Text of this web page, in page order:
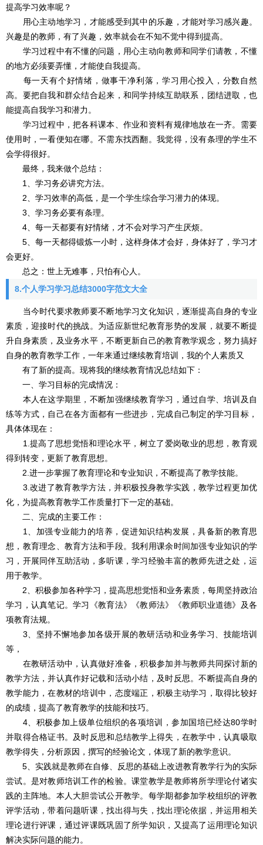
提高学习效率呢？
用心主动地学习，才能感受到其中的乐趣，才能对学习感兴趣。
兴趣是的教师，有了兴趣，效率就会在不知不觉中得到提高。
学习过程中有不懂的问题，用心主动向教师和同学们请教，不懂
的地方必须要弄懂，才能使自我提高。
每一天有个好情绪，做事干净利落，学习用心投入，分数自然
高。要把自我和群众结合起来，和同学持续互助联系，团结进取，也
能提高自我学习和潜力。
学习过程中，把各科课本、作业和资料有规律地放在一齐。需要
使用时，一看便知在哪。不需东找西翻。我觉得，没有条理的学生不
会学得很好。
最终，我来做个总结：
1、学习务必讲究方法。
2、学习效率的高低，是一个学生综合学习潜力的体现。
3、学习务必要有条理。
4、每一天都要有好情绪，才不会对学习产生厌烦。
5、每一天都得锻炼一小时，这样身体才会好，身体好了，学习才
会更好。
总之：世上无难事，只怕有心人。
8.个人学习学习总结3000字范文大全
当今时代要求教师要不断地学习文化知识，逐渐提高自身的专业
素质，迎接时代的挑战。为适应新世纪教育形势的发展，就要不断提
升自身素质，及业务水平，不断更新自己的教育教学观念，努力搞好
自身的教育教学工作，一年来通过继续教育培训，我的个人素质又
有了新的提高。现将我的继续教育情况总结如下：
一、学习目标的完成情况：
本人在这学期里，不断加强继续教育学习，通过自学、培训及自
练等方式，自己在各方面都有一些进步，完成自己制定的学习目标，
具体体现在：
1.提高了思想觉悟和理论水平，树立了爱岗敬业的思想，教育观
得到转变，更新了教育思想。
2.进一步掌握了教育理论和专业知识，不断提高了教学技能。
3.改进了教育教学方法，并积极投身教学实践，教学过程更加优
化，为提高教育教学工作质量打下一定的基础。
二、完成的主要工作：
1、加强专业能力的培养，促进知识结构发展，具备新的教育思
想，教育理念、教育方法和手段。我利用课余时间加强专业知识的学
习，开展同伴互助活动，多听课，学习经验丰富的教师先进之处，运
用于教学。
2、积极参加各种学习，提高思想觉悟和业务素质，每周坚持政治
学习，认真笔记。学习《教育法》《教师法》《教师职业道德》及各
项教育法规。
3、坚持不懈地参加各级开展的教研活动和业务学习、技能培训
等，
在教研活动中，认真做好准备，积极参加并与教师共同探讨新的
教学方法，并认真作好记载和活动小结，及时反思。不断提高自身的
教学能力，在教材的培训中，态度端正，积极主动学习，取得比较好
的成绩，提高了教育教学的技能和技巧。
4、积极参加上级单位组织的各项培训，参加国培已经达80学时
并取得合格证书。及时反思和总结教学上得失，在教学中，认真吸取
教学得失，分析原因，撰写的经验论文，体现了新的教学意识。
5、实践就是教师在自修、反思的基础上改进教育教学行为的实际
尝试。是对教师培训工作的检验。课堂教学是教师将所学理论付诸实
践的主阵地。本人大胆尝试公开教学。每学期都参加学校组织的评教
评学活动，带着问题听课，找出得与失，找出理论依据，并运用相关
理论进行评课，通过评课既巩固了所学知识，又提高了运用理论知识
解决实际问题的能力。